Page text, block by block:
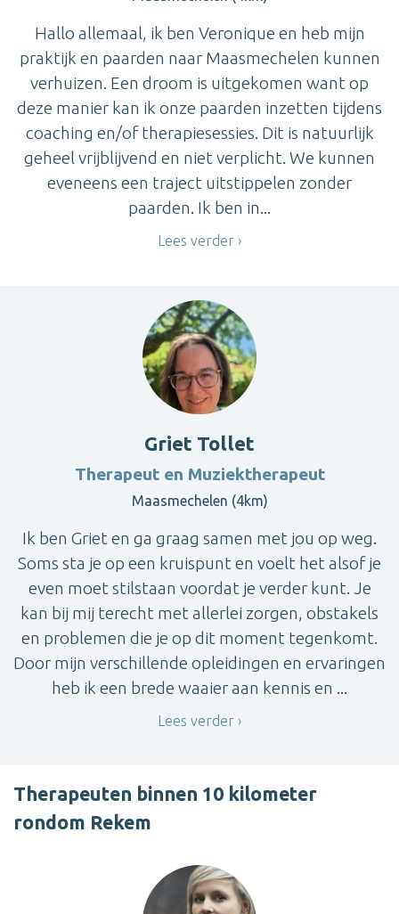
Hallo allemaal, ik ben Veronique en heb mijn
praktijk en paarden naar Maasmechelen kunnen
verhuizen. Een droom is uitgekomen want op
deze manier kan ik onze paarden inzetten tijdens
coaching en/of therapiesessies. Dit is natuurlijk
geheel vrijblijvend en niet verplicht. We kunnen
eveneens een traject uitstippelen zonder
paarden. Ik ben in...
Lees verder
Griet Tollet
Therapeut en Muziektherapeut
Maasmechelen (4km)
Ik ben Griet en ga graag samen met jou op weg.
Soms sta je op een kruispunt en voelt het alsof je
even moet stilstaan voordat je verder kunt. Je
kan bij mij terecht met allerlei zorgen, obstakels
en problemen die je op dit moment tegenkomt.
Door mijn verschillende opleidingen en ervaringen
heb ik een brede waaier aan kennis en ...
Lees verder
Therapeuten binnen 10 kilometer
rondom Rekem